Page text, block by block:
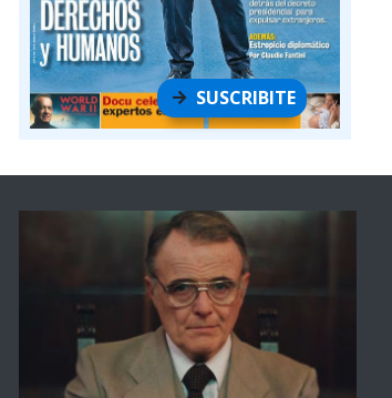
SUSCRIBITE